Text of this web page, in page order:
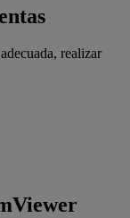
realizar